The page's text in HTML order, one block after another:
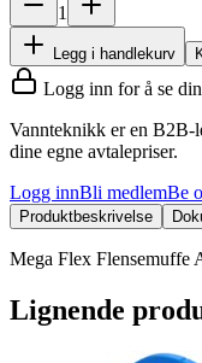
1
Legg i handlekurv
Logg inn for å se
Vannteknikk er en B2B-
dine egne avtalepriser.
Logg innBli medlemBe
Produktbeskrivelse
Mega Flex Flensemuffe
Lignende